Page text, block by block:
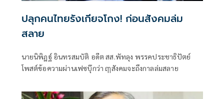
ปลุกคนไทยรังเกียจโกง! ก่อนสังคมล่ม
สลาย
นายนิพิฏฐ์ อินทรสมบัติ อดีต สส.พัทลุง พรรคประชาธิปัตย์
โพสต์ข้อความผ่านเฟซบุ๊กว่า ฤๅสังคมจะถึงกาลล่มสลาย